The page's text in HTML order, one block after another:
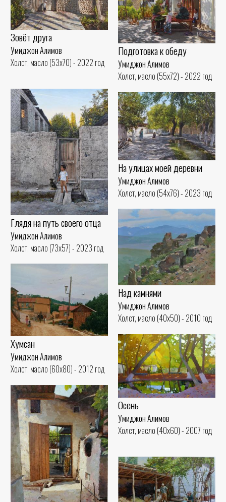
Зовёт друга
Умиджон Алимов
Холст, масло (53x70) - 2022 год
Подготовка к обеду
Умиджон Алимов
Холст, масло (55x72) - 2022 год
Глядя на путь своего отца
Умиджон Алимов
Холст, масло (73x57) - 2023 год
На улицах моей деревни
Умиджон Алимов
Холст, масло (54x76) - 2023 год
Над камнями
Умиджон Алимов
Холст, масло (40x50) - 2010 год
Хумсан
Умиджон Алимов
Холст, масло (60x80) - 2012 год
Осень
Умиджон Алимов
Холст, масло (40x60) - 2007 год